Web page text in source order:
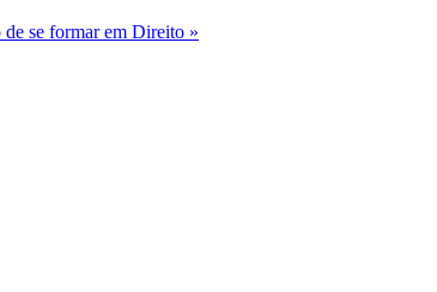
se formar em Direito »